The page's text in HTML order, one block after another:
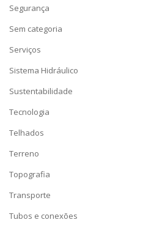
Segurança
Sem categoria
Serviços
Sistema Hidráulico
Sustentabilidade
Tecnologia
Telhados
Terreno
Topografia
Transporte
Tubos e conexões